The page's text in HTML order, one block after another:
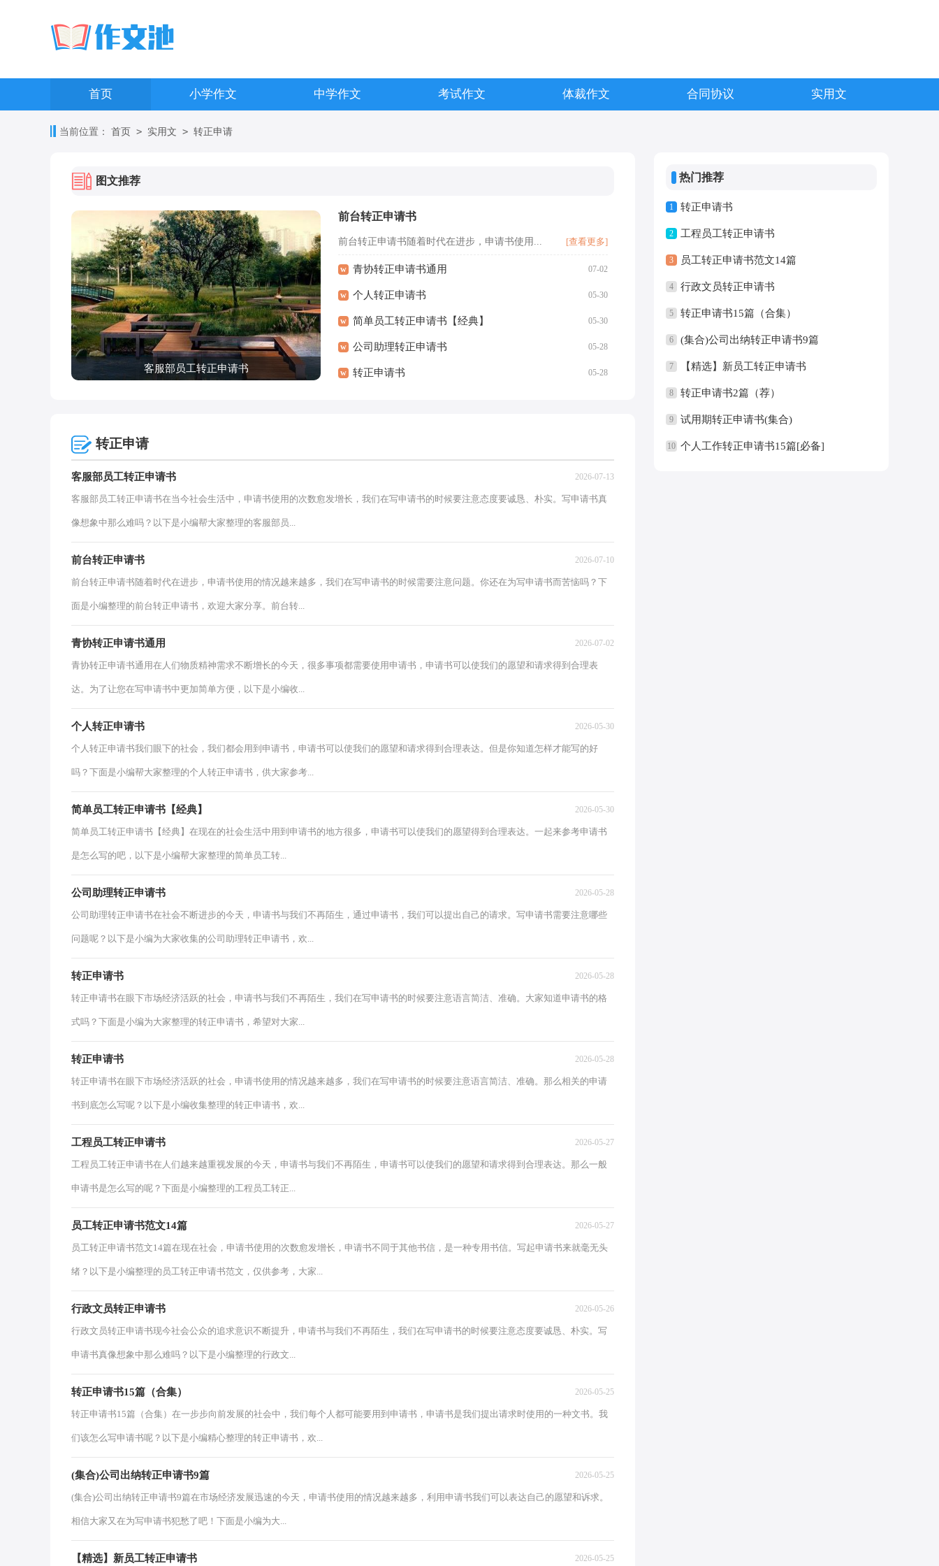
首页 小学作文 中学作文 考试作文 体裁作文 合同协议 实用文
当前位置： 首页 > 实用文 > 转正申请
图文推荐
客服部员工转正申请书
前台转正申请书
前台转正申请书随着时代在进步，申请书使用... [查看更多]
w 青协转正申请书通用 07-02
w 个人转正申请书 05-30
w 简单员工转正申请书【经典】 05-30
w 公司助理转正申请书 05-28
w 转正申请书 05-28
转正申请
客服部员工转正申请书 2026-07-13
客服部员工转正申请书在当今社会生活中，申请书使用的次数愈发增长，我们在写申请书的时候要注意态度要诚恳、朴实。写申请书真
像想象中那么难吗？以下是小编帮大家整理的客服部员...
前台转正申请书 2026-07-10
前台转正申请书随着时代在进步，申请书使用的情况越来越多，我们在写申请书的时候需要注意问题。你还在为写申请书而苦恼吗？下
面是小编整理的前台转正申请书，欢迎大家分享。前台转...
青协转正申请书通用 2026-07-02
青协转正申请书通用在人们物质精神需求不断增长的今天，很多事项都需要使用申请书，申请书可以使我们的愿望和请求得到合理表
达。为了让您在写申请书中更加简单方便，以下是小编收...
个人转正申请书 2026-05-30
个人转正申请书我们眼下的社会，我们都会用到申请书，申请书可以使我们的愿望和请求得到合理表达。但是你知道怎样才能写的好
吗？下面是小编帮大家整理的个人转正申请书，供大家参考...
简单员工转正申请书【经典】 2026-05-30
简单员工转正申请书【经典】在现在的社会生活中用到申请书的地方很多，申请书可以使我们的愿望得到合理表达。一起来参考申请书
是怎么写的吧，以下是小编帮大家整理的简单员工转...
公司助理转正申请书 2026-05-28
公司助理转正申请书在社会不断进步的今天，申请书与我们不再陌生，通过申请书，我们可以提出自己的请求。写申请书需要注意哪些
问题呢？以下是小编为大家收集的公司助理转正申请书，欢...
转正申请书 2026-05-28
转正申请书在眼下市场经济活跃的社会，申请书与我们不再陌生，我们在写申请书的时候要注意语言简洁、准确。大家知道申请书的格
式吗？下面是小编为大家整理的转正申请书，希望对大家...
转正申请书 2026-05-28
转正申请书在眼下市场经济活跃的社会，申请书使用的情况越来越多，我们在写申请书的时候要注意语言简洁、准确。那么相关的申请
书到底怎么写呢？以下是小编收集整理的转正申请书，欢...
工程员工转正申请书 2026-05-27
工程员工转正申请书在人们越来越重视发展的今天，申请书与我们不再陌生，申请书可以使我们的愿望和请求得到合理表达。那么一般
申请书是怎么写的呢？下面是小编整理的工程员工转正...
员工转正申请书范文14篇 2026-05-27
员工转正申请书范文14篇在现在社会，申请书使用的次数愈发增长，申请书不同于其他书信，是一种专用书信。写起申请书来就毫无头
绪？以下是小编整理的员工转正申请书范文，仅供参考，大家...
行政文员转正申请书 2026-05-26
行政文员转正申请书现今社会公众的追求意识不断提升，申请书与我们不再陌生，我们在写申请书的时候要注意态度要诚恳、朴实。写
申请书真像想象中那么难吗？以下是小编整理的行政文...
转正申请书15篇（合集） 2026-05-25
转正申请书15篇（合集）在一步步向前发展的社会中，我们每个人都可能要用到申请书，申请书是我们提出请求时使用的一种文书。我
们该怎么写申请书呢？以下是小编精心整理的转正申请书，欢...
(集合)公司出纳转正申请书9篇 2026-05-25
(集合)公司出纳转正申请书9篇在市场经济发展迅速的今天，申请书使用的情况越来越多，利用申请书我们可以表达自己的愿望和诉求。
相信大家又在为写申请书犯愁了吧！下面是小编为大...
【精选】新员工转正申请书 2026-05-25
热门推荐
1 转正申请书
2 工程员工转正申请书
3 员工转正申请书范文14篇
4 行政文员转正申请书
5 转正申请书15篇（合集）
6 (集合)公司出纳转正申请书9篇
7 【精选】新员工转正申请书
8 转正申请书2篇（荐）
9 试用期转正申请书(集合)
10 个人工作转正申请书15篇[必备]